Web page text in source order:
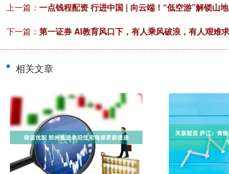
上一篇： 一点钱程配资 行进中国 | 向云端！“低空游”解锁山
下一篇： 第一证券 AI教育风口下，有人乘风破浪，有人艰难
相关文章